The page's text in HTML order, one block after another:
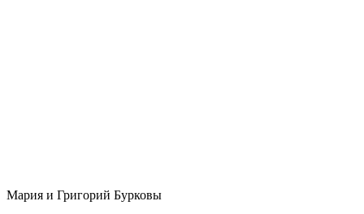
Мария и Григорий Бурковы